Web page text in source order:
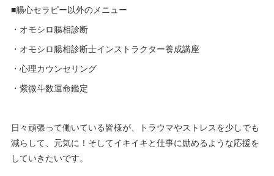
■腸心セラピー以外のメニュー
・オモシロ腸相診断
・オモシロ腸相診断士インストラクター養成講座
・心理カウンセリング
・紫微斗数運命鑑定
日々頑張って働いている皆様が、トラウマやストレスを少しでも
減らして、元気に！そしてイキイキと仕事に励めるような応援を
していきたいです。